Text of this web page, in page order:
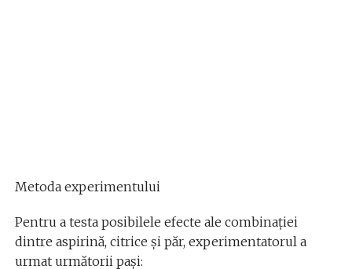
Metoda experimentului
Pentru a testa posibilele efecte ale combinației
dintre aspirină, citrice și păr, experimentatorul a
urmat următorii pași: